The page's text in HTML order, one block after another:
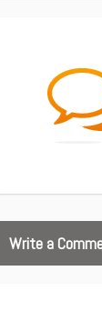
Write a